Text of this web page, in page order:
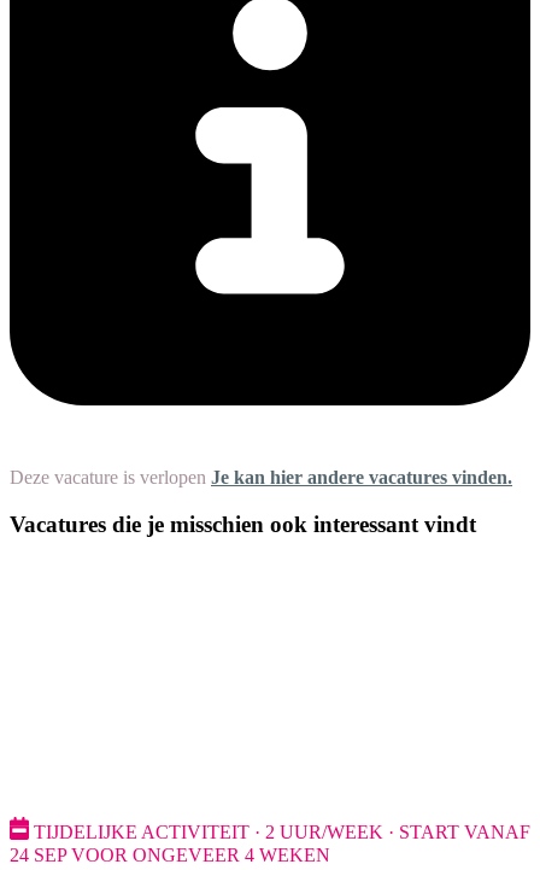
Deze vacature is verlopen Je kan hier andere vacatures vinden.
Vacatures die je misschien ook interessant vindt
TIJDELIJKE ACTIVITEIT · 2 UUR/WEEK · START VANAF
24 SEP VOOR ONGEVEER 4 WEKEN